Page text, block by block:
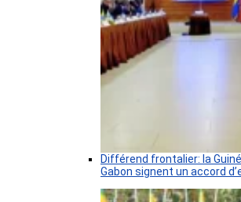
Différend frontalier: la
Gabon signent un accord